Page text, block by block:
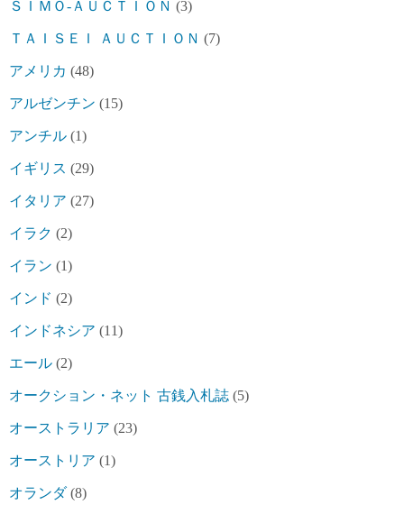
ＳＩＭＯ-ＡＵＣＴＩＯＮ (3)
ＴＡＩＳＥＩ ＡＵＣＴＩＯＮ (7)
アメリカ (48)
アルゼンチン (15)
アンチル (1)
イギリス (29)
イタリア (27)
イラク (2)
イラン (1)
インド (2)
インドネシア (11)
エール (2)
オークション・ネット 古銭入札誌 (5)
オーストラリア (23)
オーストリア (1)
オランダ(8)